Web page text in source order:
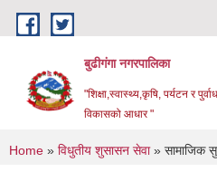
Skip to main content
बुढीगंगा नगरपालिका
"शिक्षा,स्वास्थ्य,कृषि, पर्यटन र
विकासको आधार "
You are here
Home » विधुतीय शुसासन सेवा» सामाजिक